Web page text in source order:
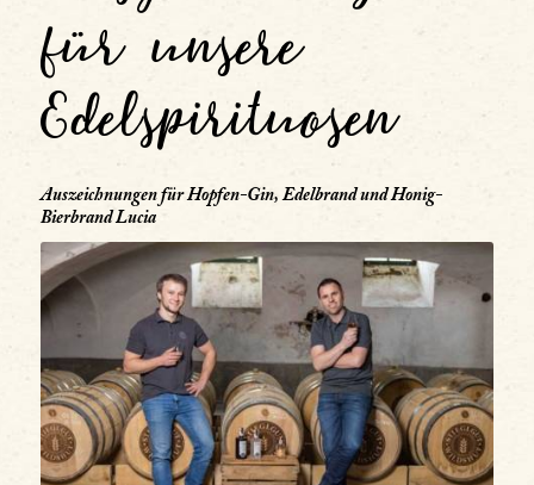
für unsere
Edelspirituosen
Auszeichnungen für Hopfen-Gin, Edelbrand und Honig-
Bierbrand Lucia